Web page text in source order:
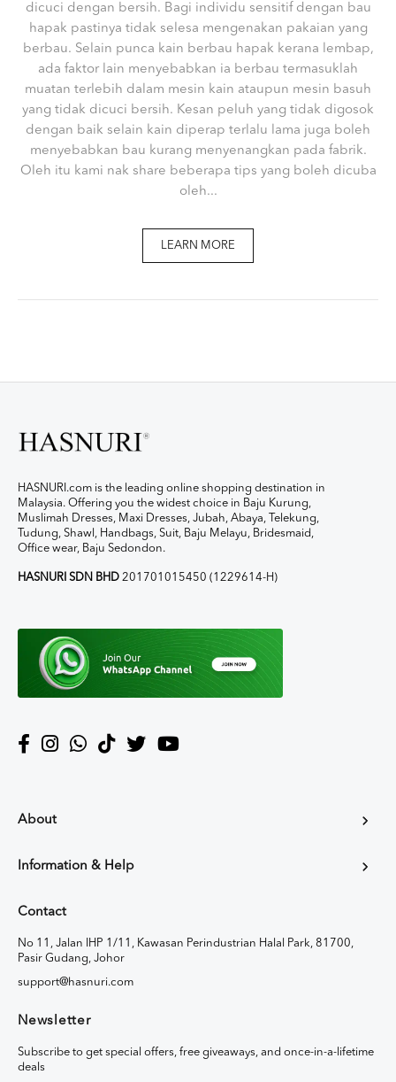
dicuci dengan bersih. Bagi individu sensitif dengan bau
hapak pastinya tidak selesa mengenakan pakaian yang
berbau. Selain punca kain berbau hapak kerana lembap,
ada faktor lain menyebabkan ia berbau termasuklah
muatan terlebih dalam mesin kain ataupun mesin basuh
yang tidak dicuci bersih. Kesan peluh yang tidak digosok
dengan baik selain kain diperap terlalu lama juga boleh
menyebabkan bau kurang menyenangkan pada fabrik.
Oleh itu kami nak share beberapa tips yang boleh dicuba
oleh...
LEARN MORE
HASNURI.com is the leading online shopping destination in
Malaysia. Offering you the widest choice in Baju Kurung,
Muslimah Dresses, Maxi Dresses, Jubah, Abaya, Telekung,
Tudung, Shawl, Handbags, Suit, Baju Melayu, Bridesmaid,
Office wear, Baju Sedondon.
HASNURI SDN BHD 201701015450 (1229614-H)
About
Information & Help
Contact
No 11, Jalan IHP 1/11, Kawasan Perindustrian Halal Park, 81700,
Pasir Gudang, Johor
support@hasnuri.com
Newsletter
Subscribe to get special offers, free giveaways, and once-in-a-lifetime
deals